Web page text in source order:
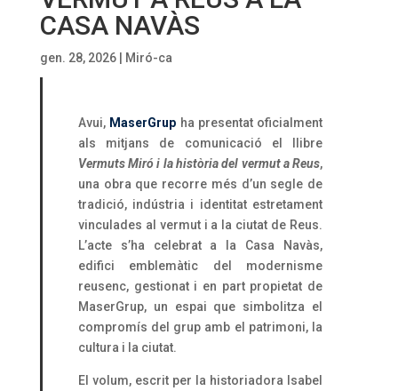
CASA NAVÀS
gen. 28, 2026| Miró-ca
Avui, MaserGrup ha presentat oficialment
als mitjans de comunicació el llibre
Vermuts Miró i la història del vermut a Reus,
una obra que recorre més d’un segle de
tradició, indústria i identitat estretament
vinculades al vermut i a la ciutat de Reus.
L’acte s’ha celebrat a la Casa Navàs,
edifici emblemàtic del modernisme
reusenc, gestionat i en part propietat de
MaserGrup, un espai que simbolitza el
compromís del grup amb el patrimoni, la
cultura i la ciutat.
El volum, escrit per la historiadora Isabel